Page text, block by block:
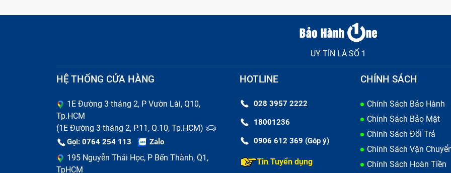
UY TÍN LÀ SỐ 1
HỆ THỐNG CỬA HÀNG
1E Đường 3 tháng 2, P Vườn Lài, Q10,
Tp.HCM
(1E Đường 3 tháng 2, P.11, Q.10, Tp.HCM)
Gọi: 0764 254 113 Zalo
195 Nguyễn Thái Học, P Bến Thành, Q1,
TpHCM
HOTLINE
028 3957 2222
18001236
0906 612 369 (Góp ý)
Tin Tuyển dụng
CHÍNH SÁCH
Chính Sách Bảo Hành
Chính Sách Bảo Mật
Chính Sách Đổi Trả
Chính Sách Vận
Chính Sách Hoàn Tiền